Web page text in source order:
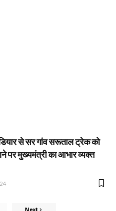
से सर गांव सरूताल ट्रेक को
पर मुख्यमंत्री का आभार व्यक्त